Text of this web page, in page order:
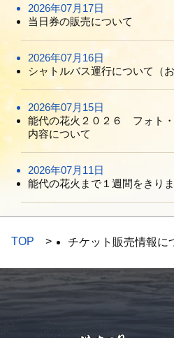
2026年07月17日
当日券の販売について
2026年07月16日
シャトルバス運行について（お
2026年07月15日
能代の花火２０２６ フォト
内容について
2026年07月11日
能代の花火まで１週間をきりま
TOP チケット販売情報に